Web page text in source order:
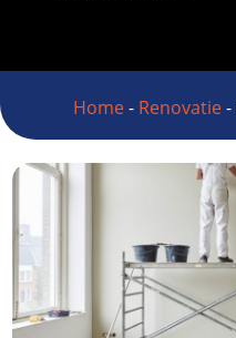
Home- Renovatie-